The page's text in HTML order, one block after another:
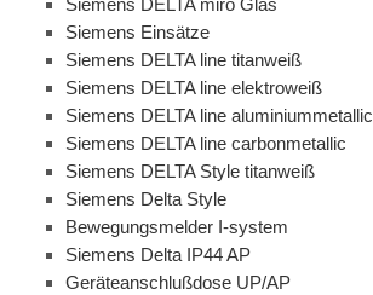
Siemens DELTA miro Glas
Siemens Einsätze
Siemens DELTA line titanweiß
Siemens DELTA line elektroweiß
Siemens DELTA line aluminiummetallic
Siemens DELTA line carbonmetallic
Siemens DELTA Style titanweiß
Siemens Delta Style
Bewegungsmelder I-system
Siemens Delta IP44 AP
Geräteanschlußdose UP/AP